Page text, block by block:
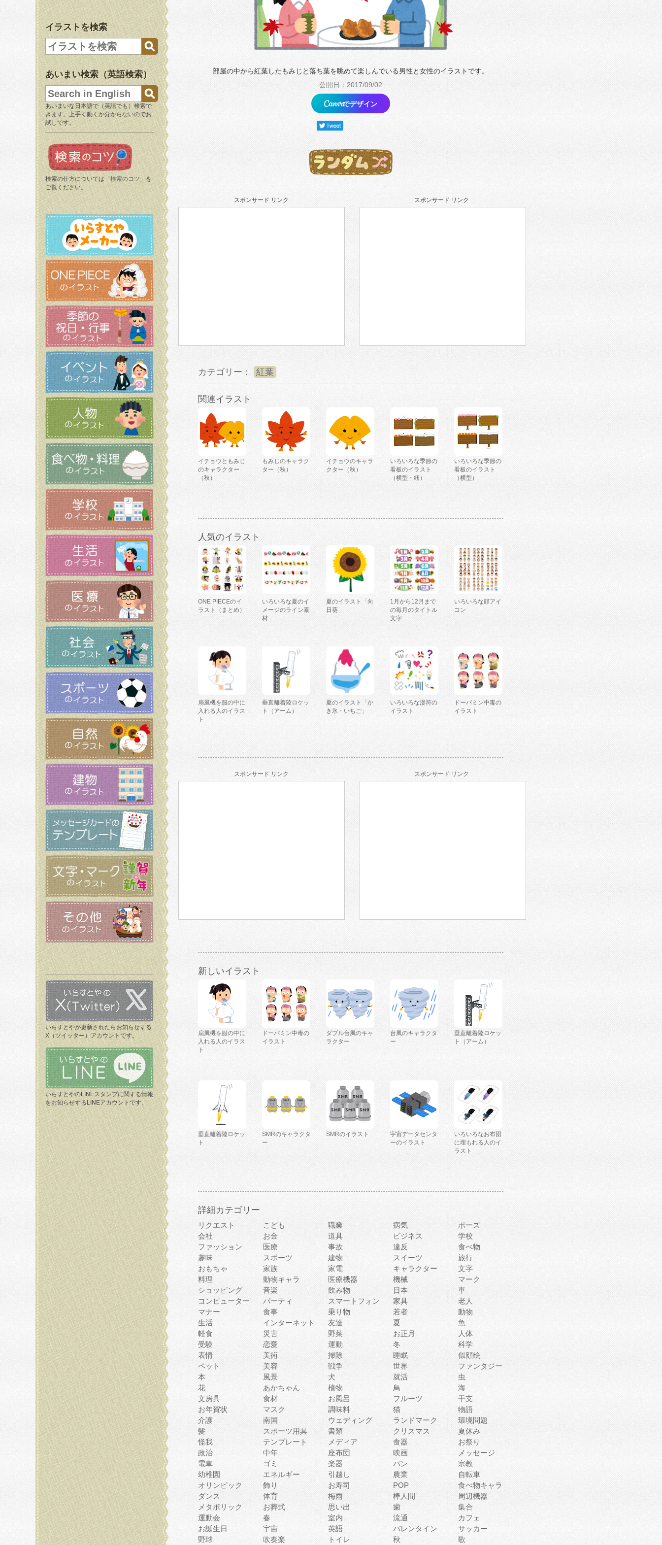
イラストを検索
あいまい検索（英語検索）
あいまいな日本語で（英語でも）検索で
きます。上手く動くか分からないのでお
試しです。
検索の仕方については「 検索のコツ 」を
ご覧ください。
いらすとやが更新されたらお知らせする
X（ツイッター）アカウントです。
いらすとやのLINEスタンプに関する情報
をお知らせするLINEアカウントです。
部屋の中から紅葉したもみじと落ち葉を眺めて楽しんでいる男性と女性のイラストです。
公開日：2017/09/02
でデザイン
スポンサード リンク スポンサード リンク
カテゴリー： 紅葉
関連イラスト
イチョウともみじ
のキャラクター
（秋）
もみじのキャラク
ター（秋）
イチョウのキャラ
クター（秋）
いろいろな季節の
看板のイラスト
（横型・紐）
いろいろな季節の
看板のイラスト
（横型）
人気のイラスト
ONE PIECEのイ
ラスト（まとめ）
いろいろな夏のイ
メージのライン素
材
夏のイラスト「向
日葵」
1月から12月まで
の毎月のタイトル
文字
いろいろな顔アイ
コン
扇風機を服の中に
入れる人のイラス
ト
垂直離着陸ロケッ
ト（アーム）
夏のイラスト「か
き氷・いちご」
いろいろな漫符の
イラスト
ドーパミン中毒の
イラスト
スポンサード リンク スポンサード リンク
新しいイラスト
扇風機を服の中に
入れる人のイラス
ト
ドーパミン中毒の
イラスト
ダブル台風のキャ
ラクター
台風のキャラクタ
ー
垂直離着陸ロケッ
ト（アーム）
垂直離着陸ロケッ
ト
SMRのキャラクタ
ー
SMRのイラスト
宇宙データセンタ
ーのイラスト
いろいろなお布団
に埋もれる人のイ
ラスト
詳細カテゴリー
リクエスト こども 職業 病気
ポーズ
会社
お金 道具 ビジネス
学校
ファッション
医療 事故 違反
食べ物
趣味
スポーツ 建物 スイーツ
旅行
おもちゃ
家族 家電 キャラクター
文字
料理
動物キャラ 医療機器 機械
マーク
ショッピング
音楽 飲み物 日本
車
コンピューター
パーティ スマートフォン 家具
老人
マナー
食事 乗り物 若者
動物
生活
インターネット 友達 夏
魚
軽食
災害 野菜 お正月
人体
受験
恋愛 運動 冬
科学
表情
美術 掃除 睡眠
似顔絵
ペット
美容 戦争 世界
ファンタジー
本
風景 犬 就活
虫
花
あかちゃん 植物 鳥
海
文房具
食材 お風呂 フルーツ
干支
お年賀状
マスク 調味料 猫
物語
介護
南国 ウェディング ランドマーク
環境問題
髪
スポーツ用具 書類 クリスマス
夏休み
怪我
テンプレート メディア 食器
お祭り
政治
中年 座布団 映画
メッセージ
電車
ゴミ 楽器 パン
宗教
幼稚園
エネルギー 引越し 農業
自転車
オリンピック
飾り お寿司 POP
食べ物キャラ
ダンス
体育 梅雨 棒人間
周辺機器
メタボリック
お葬式 思い出 歯
集合
運動会
春 室内 流通
カフェ
お誕生日
宇宙 英語 バレンタイン
サッカー
野球
吹奏楽 トイレ 秋 歌